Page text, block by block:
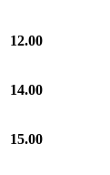
12.00
14.00
15.00